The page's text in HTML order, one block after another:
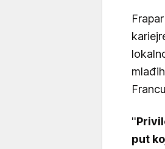
''
put